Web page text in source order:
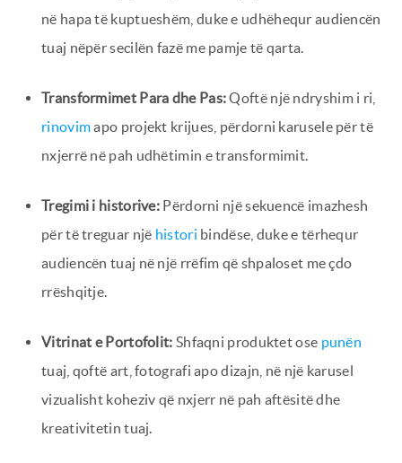
në hapa të kuptueshëm, duke e udhëhequr audiencën
tuaj nëpër secilën fazë me pamje të qarta.
Transformimet Para dhe Pas:Qoftë një ndryshim i ri,
rinovimapo projekt krijues, përdorni karusele për të
nxjerrë në pah udhëtimin e transformimit.
Tregimi i historive: Përdorni një sekuencë imazhesh
për të treguar një histori bindëse, duke e tërhequr
audiencën tuaj në një rrëfim që shpaloset me çdo
rrëshqitje.
Vitrinat e Portofolit: Shfaqni produktet ose punën
tuaj, qoftë art, fotografi apo dizajn, në një karusel
vizualisht koheziv që nxjerr në pah aftësitë dhe
kreativitetin tuaj.